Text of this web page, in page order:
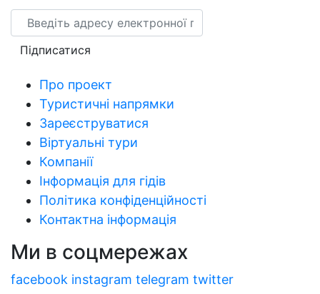
Email
Підписатися
Про проект
Туристичні напрямки
Зареєструватися
Віртуальні тури
Компанії
Інформація для гідів
Політика конфіденційності
Контактна інформація
Ми в соцмережах
facebook instagram telegram twitter